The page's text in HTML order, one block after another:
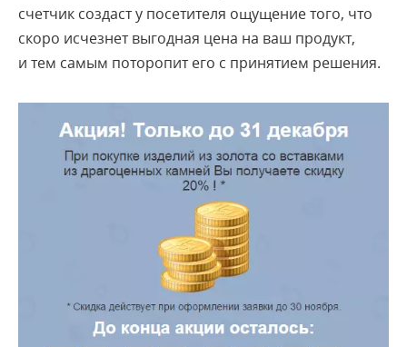
счетчик создаст у посетителя ощущение того, что
скоро исчезнет выгодная цена на ваш продукт,
и тем самым поторопит его с принятием решения.